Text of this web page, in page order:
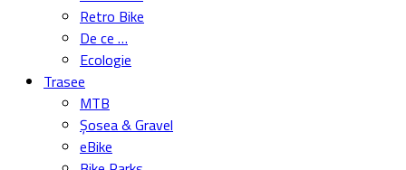
Retro Bike
De ce …
Ecologie
Trasee
MTB
Șosea & Gravel
eBike